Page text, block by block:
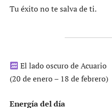
Tu éxito no te salva de ti.
El lado oscuro de Acuario
(20 de enero – 18 de febrero)
Energía del día